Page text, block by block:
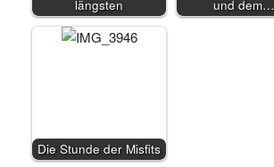
längsten
und dem…
Die Stunde der Misfits